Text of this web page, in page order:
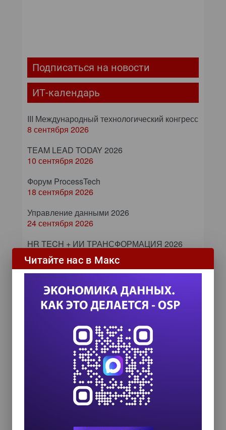
Подписаться на новости
ИТ-календарь
III Международный технологический конгресс
8 сентября 2026
TEAM LEAD TODAY 2026
10 сентября 2026
Форум ProcessTech
18 сентября 2026
Управление данными 2026
24 сентября 2026
HR TECH + ИИ ТРАНСФОРМАЦИЯ 2026
8 октября 2026
Zero Trust и Data Governance:
как управление данными
превращает дата-каталог в
Самое читаемое
24 сентября на форуме «Управление
данными — 2026» обсудят подготовку
данных к ИИ и новые этапы
Т-Банк оптимизирует процессы дообучения
Читайте нас в Макс